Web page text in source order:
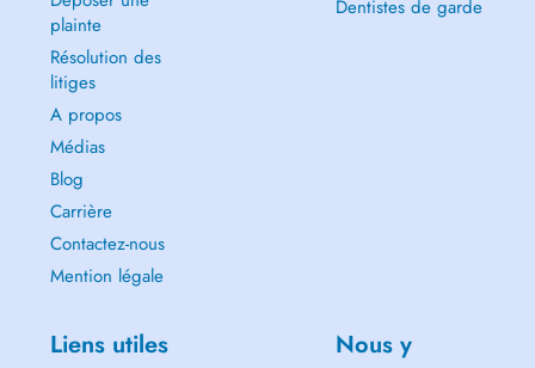
plainte
Résolution des
litiges
A propos
Médias
Blog
Carrière
Contactez-nous
Mention légale
Dentistes de garde
Liens utiles
Nous y